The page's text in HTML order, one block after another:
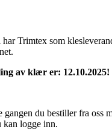
Trimtex som
av klær er: 12.10.2025!
gangen du bestiller fra oss
logge inn.